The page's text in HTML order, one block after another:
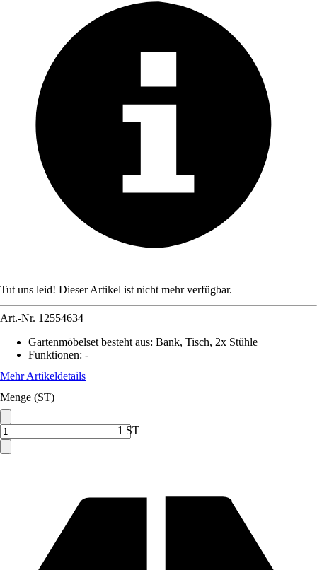
Tut uns leid! Dieser Artikel ist nicht mehr verfügbar.
Art.-Nr. 12554634
Gartenmöbelset besteht aus: Bank, Tisch, 2x Stühle
Funktionen: -
Mehr Artikeldetails
Menge (ST)
1 ST